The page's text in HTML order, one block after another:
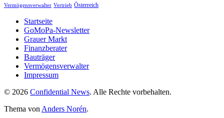
Vermögensverwalter Vertrieb Österreich
Startseite
GoMoPa-Newsletter
Grauer Markt
Finanzberater
Bauträger
Vermögensverwalter
Impressum
© 2026 Confidential News. Alle Rechte vorbehalten.
Thema von Anders Norén.